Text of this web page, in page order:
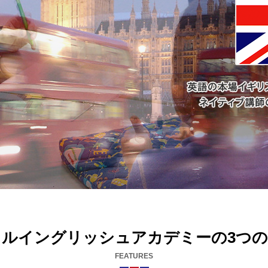
イングリッシュアカデミーの3つ
FEATURES